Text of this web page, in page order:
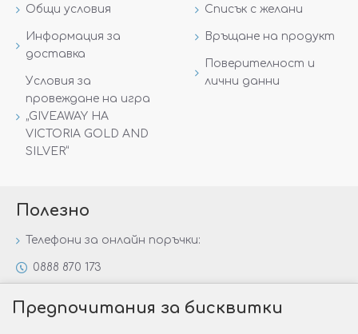
Общи условия
Информация за
доставка
Условия за
провеждане на игра
„GIVEAWAY НА
VICTORIA GOLD AND
SILVER“
Списък с желани
Връщане на продукт
Поверителност и
лични данни
Полезно
Телефони за онлайн поръчки:
0888 870 173
Предпочитания за бисквитки